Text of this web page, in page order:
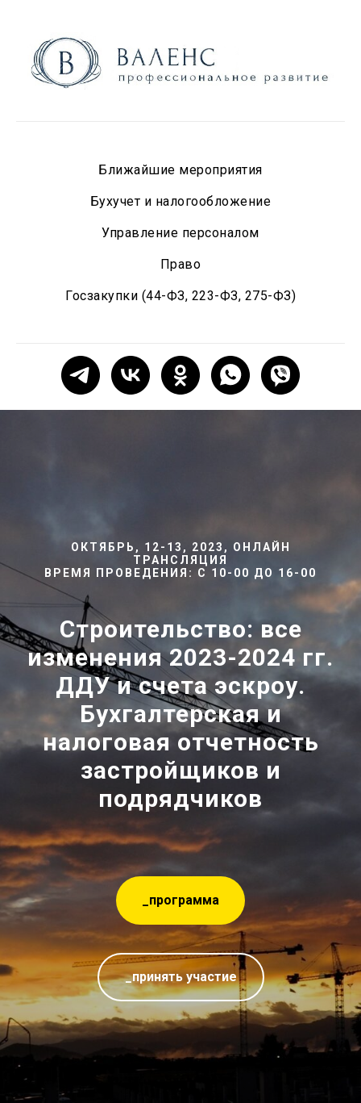
Ближайшие мероприятия
Бухучет и налогообложение
Управление персоналом
Право
Госзакупки (44-ФЗ, 223-ФЗ, 275-ФЗ)
ОКТЯБРЬ, 12-13, 2023, ОНЛАЙН
ТРАНСЛЯЦИЯ
ВРЕМЯ ПРОВЕДЕНИЯ: С 10-00 ДО 16-00
Строительство: все
изменения 2023-2024 гг.
ДДУ и счета эскроу.
Бухгалтерская и
налоговая отчетность
застройщиков и
подрядчиков
_программа
_принять участие